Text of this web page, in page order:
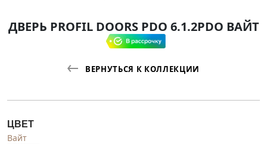
ДВЕРЬ PROFIL DOORS PDO 6.1.2PDO ВАЙТ
ВЕРНУТЬСЯ К КОЛЛЕКЦИИ
ЦВЕТ
Вайт